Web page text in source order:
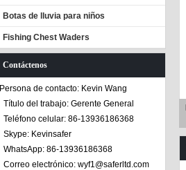
Botas de lluvia para niños
Fishing Chest Waders
Contáctenos
Persona de contacto: Kevin Wang
Título del trabajo: Gerente General
Teléfono celular: 86-13936186368
Skype: Kevinsafer
WhatsApp: 86-13936186368
Correo electrónico: wyf1@saferltd.com